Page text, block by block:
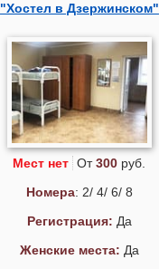
"Хостел в Дзержинском"
Мест нет От300 руб.
Номера: 2/ 4/ 6/ 8
Регистрация: Да
Женские места: Да